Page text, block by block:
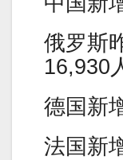
俄罗斯
16,930
德国新
法国新